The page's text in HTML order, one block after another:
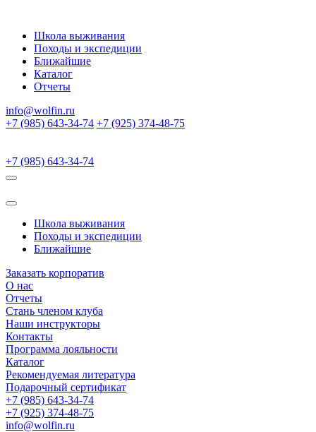
Школа выживания
Походы и экспедиции
Ближайшие
Каталог
Отчеты
info@wolfin.ru
+7 (985) 643-34-74 +7 (925) 374-48-75
+7 (985) 643-34-74
Школа выживания
Походы и экспедиции
Ближайшие
Заказать корпоратив
О нас
Отчеты
Стань членом клуба
Наши инструкторы
Контакты
Программа лояльности
Каталог
Рекомендуемая литература
Подарочный сертификат
+7 (985) 643-34-74
+7 (925) 374-48-75
info@wolfin.ru